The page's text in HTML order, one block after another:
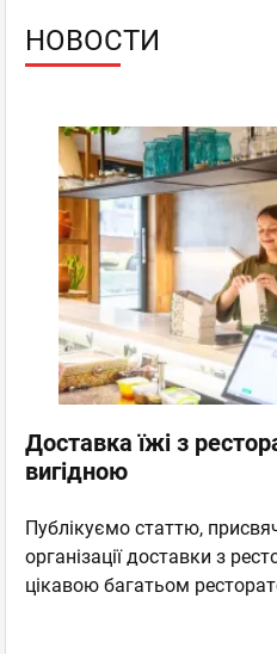
НОВОСТИ
Доставка їжі з
вигідною
Публікуємо статтю,
організації доставки з
цікавою багатьом